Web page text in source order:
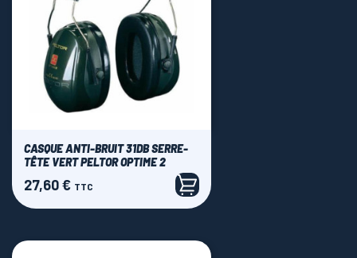
CASQUE ANTI-BRUIT 31DB SERRE-
TÊTE VERT PELTOR OPTIME 2
Prix
27,60 € TTC